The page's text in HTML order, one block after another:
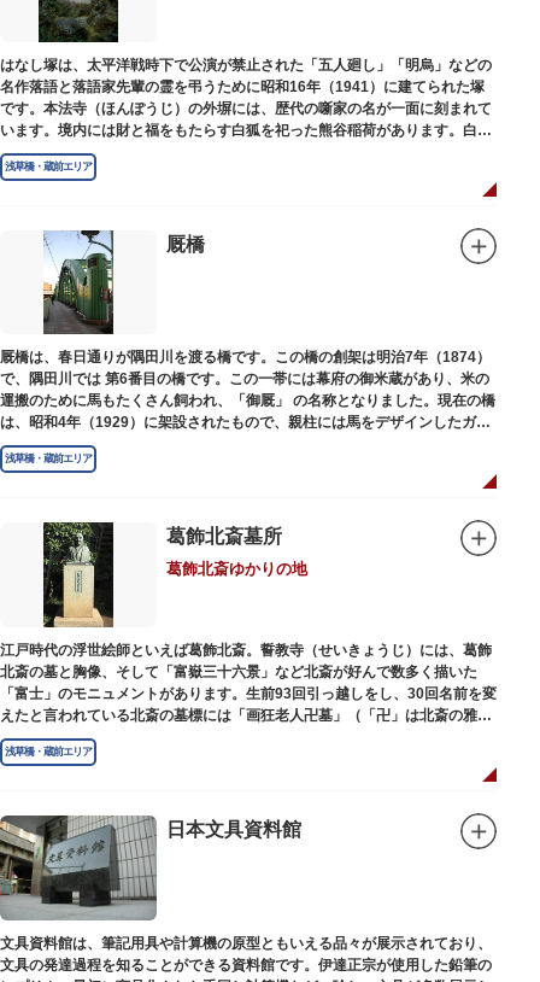
社務所では、社紋の七曜紋と月星紋がデザインされた御朱印帳の販売や、鳥
越祭の開催期間中は限定御朱印も頒布されます。
はなし塚は、太平洋戦時下で公演が禁止された「五人廻し」「明烏」などの
名作落語と落語家先輩の霊を弔うために昭和16年（1941）に建てられた塚
です。本法寺（ほんぽうじ）の外塀には、歴代の噺家の名が一面に刻まれて
います。境内には財と福をもたらす白狐を祀った熊谷稲荷があります。白狐
を祀った稲荷は全国に2ケ所しかない非常に珍しいものです。
浅草橋・蔵前エリア
厩橋
厩橋は、春日通りが隅田川を渡る橋です。この橋の創架は明治7年（1874）
で、隅田川では 第6番目の橋です。この一帯には幕府の御米蔵があり、米の
運搬のために馬もたくさん飼われ、「御厩」 の名称となりました。現在の橋
は、昭和4年（1929）に架設されたもので、親柱には馬をデザインしたガラ
ス細工が組み込まれています。
浅草橋・蔵前エリア
葛飾北斎墓所
葛飾北斎ゆかりの地
江戸時代の浮世絵師といえば葛飾北斎。誓教寺（せいきょうじ）には、葛飾
北斎の墓と胸像、そして「富嶽三十六景」など北斎が好んで数多く描いた
「富士」のモニュメントがあります。生前93回引っ越しをし、30回名前を変
えたと言われている北斎の墓標には「画狂老人卍墓」（「卍」は北斎の雅号
の一つ）とあり、辞世の句が刻まれています。毎年命日の4月18日には「北
斎忌」が開かれ、法要が営まれます。
浅草橋・蔵前エリア
日本文具資料館
文具資料館は、筆記用具や計算機の原型ともいえる品々が展示されており、
文具の発達過程を知ることができる資料館です。伊達正宗が使用した鉛筆の